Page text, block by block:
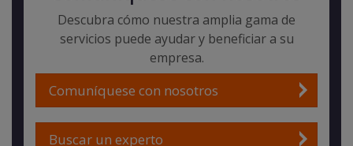
Descubra cómo nuestra amplia gama de
servicios puede ayudar y beneficiar a su
empresa.
Comuníquese con nosotros
Buscar un experto